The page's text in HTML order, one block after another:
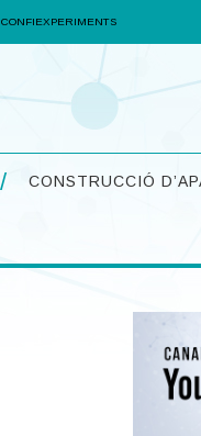
CONFIEXPERIMENTS
CONSTRUCCIÓ